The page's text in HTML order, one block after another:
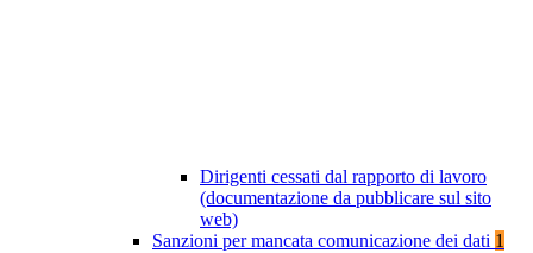
Dirigenti cessati dal rapporto di lavoro
(documentazione da pubblicare sul sito
web)
Sanzioni per mancata comunicazione dei dati 1